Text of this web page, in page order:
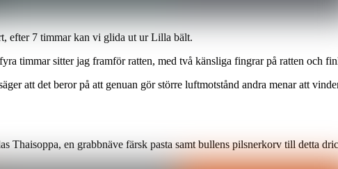
efter 7 timmar kan vi glida ut ur Lilla bält.
timmar sitter jag framför ratten, med två känsliga fingrar på ratten och
att det beror på att genuan gör större luftmotstånd andra menar att
Thaisoppa, en grabbnäve färsk pasta samt bullens pilsnerkorv till detta